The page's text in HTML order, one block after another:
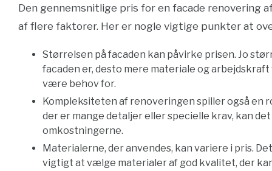
Den gennemsnitlige pris for en facade renovering
af flere faktorer. Her er nogle vigtige punkter at
Størrelsen på facaden kan påvirke prisen. Jo
facaden er, desto mere materiale og arbejdskraft
være behov for.
Kompleksiteten af renoveringen spiller også en
der er mange detaljer eller specielle krav, kan
omkostningerne.
Materialerne, der anvendes, kan variere i pris.
vigtigt at vælge materialer af god kvalitet, der